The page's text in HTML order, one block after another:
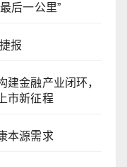
后一公里”
报
建金融产业闭环，
市新征程
本源需求